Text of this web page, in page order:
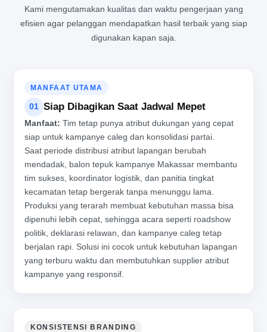
Kami mengutamakan kualitas dan waktu pengerjaan yang
efisien agar pelanggan mendapatkan hasil terbaik yang siap
digunakan kapan saja.
MANFAAT UTAMA
01 Siap Dibagikan Saat Jadwal Mepet
Manfaat: Tim tetap punya atribut dukungan yang cepat
siap untuk kampanye caleg dan konsolidasi partai.
Saat periode distribusi atribut lapangan berubah
mendadak, balon tepuk kampanye Makassar membantu
tim sukses, koordinator logistik, dan panitia tingkat
kecamatan tetap bergerak tanpa menunggu lama.
Produksi yang terarah membuat kebutuhan massa bisa
dipenuhi lebih cepat, sehingga acara seperti roadshow
politik, deklarasi relawan, dan kampanye caleg tetap
berjalan rapi. Solusi ini cocok untuk kebutuhan lapangan
yang terburu waktu dan membutuhkan supplier atribut
kampanye yang responsif.
KONSISTENSI BRANDING